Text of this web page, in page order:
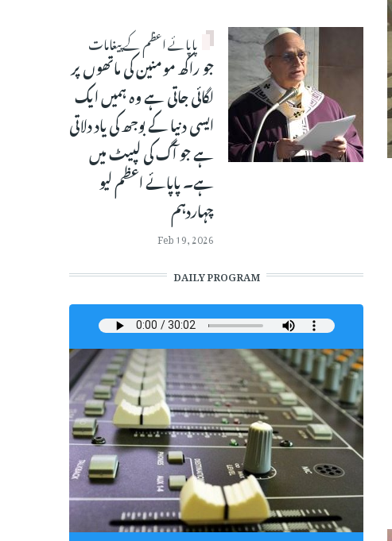
پاپائے اعظم کے پیغامات
جو راکھ مومنین کی ماتھوں پر
لگائی جاتی ہے وہ ہمیں ایک
ایسی دنیا کے بوجھ کی یاد دلاتی
ہے جو آگ کی لپیٹ میں
ہے۔ پاپائے اعظم لیو
چہاردہم
Feb 19, 2026
DAILY PROGRAM